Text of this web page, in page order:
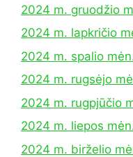
2024 m. gruodžio
2024 m. lapkričio
2024 m. spalio
2024 m. rugsėjo
2024 m. rugpjūčio
2024 m. liepos
2024 m. birželio